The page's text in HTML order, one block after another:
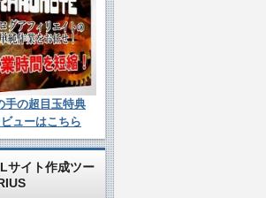
手の超目玉特典
ューはこちら
サイト作成ツー